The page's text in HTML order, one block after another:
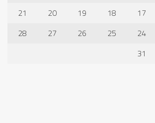
17
18
19
20
21
24
25
26
27
28
31